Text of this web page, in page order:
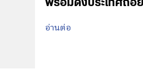
พร้อมดึงประเทศถอ
อ่านต่อ